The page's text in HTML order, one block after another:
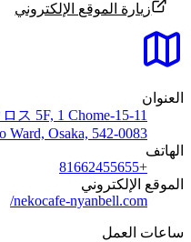
زيارة الموقع الإلكتروني
العنوان
ス 5F, 1 Chome-15-11
Ward, Osaka, 542-0083
الهاتف
+81662455655
الموقع الإلكتروني
nekocafe-nyanbell.com/
ساعات العمل